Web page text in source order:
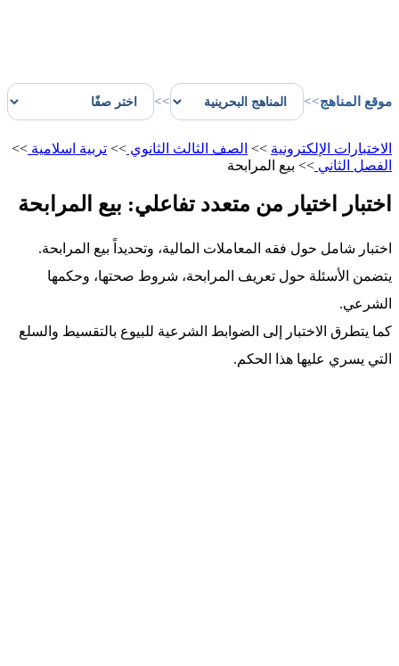
موقع المناهج>>
>>
الاختبارات الإلكترونية >> الصف الثالث الثانوي >> تربية اسلامية >>
الفصل الثاني >> بيع المرابحة
اختبار اختيار من متعدد تفاعلي: بيع المرابحة
اختبار شامل حول فقه المعاملات المالية، وتحديداً بيع المرابحة.
يتضمن الأسئلة حول تعريف المرابحة، شروط صحتها، وحكمها
الشرعي.
كما يتطرق الاختبار إلى الضوابط الشرعية للبيوع بالتقسيط والسلع
التي يسري عليها هذا الحكم.